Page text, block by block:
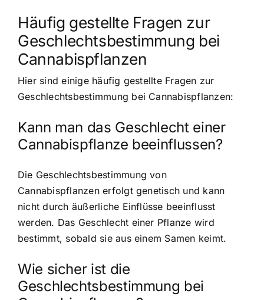
Häufig gestellte Fragen zur
Geschlechtsbestimmung bei
Cannabispflanzen
Hier sind einige häufig gestellte Fragen zur
Geschlechtsbestimmung bei Cannabispflanzen:
Kann man das Geschlecht einer
Cannabispflanze beeinflussen?
Die Geschlechtsbestimmung von
Cannabispflanzen erfolgt genetisch und kann
nicht durch äußerliche Einflüsse beeinflusst
werden. Das Geschlecht einer Pflanze wird
bestimmt, sobald sie aus einem Samen keimt.
Wie sicher ist die
Geschlechtsbestimmung bei